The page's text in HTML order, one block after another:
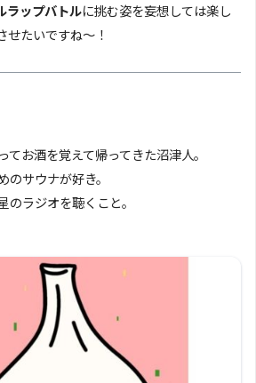
ラップバトルに挑む姿を妄想しては楽し
せたいですね～！
お酒を覚えて帰ってきた沼津人。
のサウナが好き。
のラジオを聴くこと。